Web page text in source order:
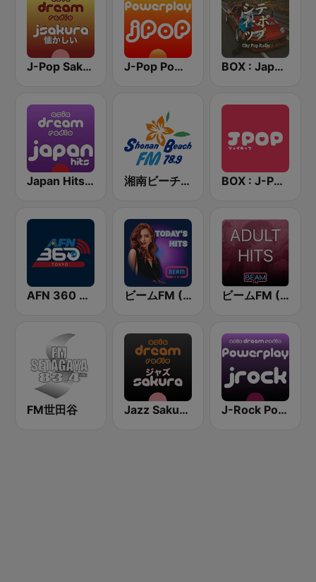
J-Pop Sakura 懐かしい J-Pop Powerplay BOX : Japan City Pop -日本のシティポップ
Japan Hits - Asia DREAM Radio 湘南ビーチFM (Shonan Beach FM) BOX : J-POP Radio - ジェイポップ 無線
AFN 360 Tokyo (Japan Only) ビームFM (Beam FM) ビームFM (Beam FM) - Adult Hits
FM世田谷 Jazz Sakura - asia DREAM radio J-Rock Powerplay